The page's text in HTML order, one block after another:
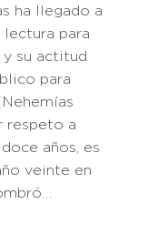
ha llegado a
lectura para
y su actitud
para
respeto a
años, es
veinte en